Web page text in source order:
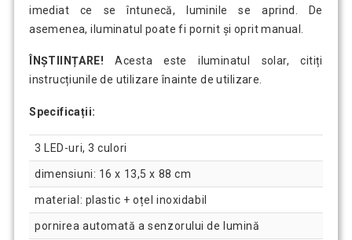
imediat ce se întunecă, luminile se aprind. De
asemenea, iluminatul poate fi pornit și oprit manual.
ÎNȘTIINȚARE! Acesta este iluminatul solar, citiți
instrucțiunile de utilizare înainte de utilizare.
Specificații:
3 LED-uri, 3 culori
dimensiuni: 16 x 13,5 x 88 cm
material: plastic + oțel inoxidabil
pornirea automată a senzorului de lumină